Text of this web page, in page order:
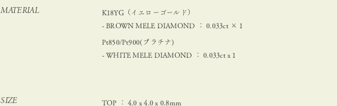
MATERIAL
K18YG（イエローゴールド）
- BROWN MELE DIAMOND ： 0.033ct × 1
Pt850/Pt900(プラチナ)
- WHITE MELE DIAMOND ： 0.033ct x 1
SIZE TOP ： 4.0 x 4.0 x 0.8mm